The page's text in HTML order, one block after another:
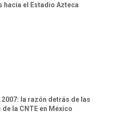
hacia el Estadio Azteca
2007: la razón detrás de las
la CNTE en México